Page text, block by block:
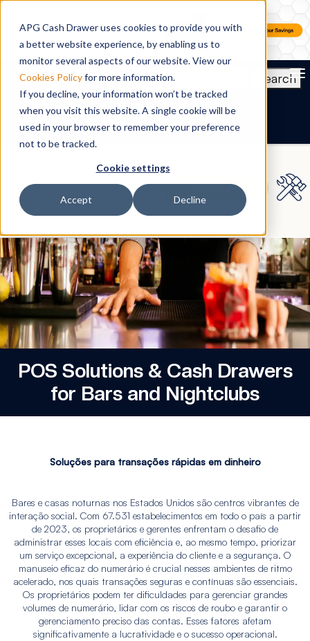
APG Cash Drawer uses cookies to provide you with
a better website experience, by enabling us to
monitor several aspects of our website. View our
Cookies Policyfor more information.
If you decline, your information won’t be tracked
when you visit this website. A single cookie will be
used in your browser to remember your preference
not to be tracked.
Cookie settings
Accept Decline
Search
PT-BR
POS Solutions & Cash Drawers
for Bars and Nightclubs
Soluções para transações rápidas em dinheiro
Bares e casas noturnas nos Estados Unidos são centros vibrantes de
interação social. Com 67.531 estabelecimentos em todo o país a partir
de 2023, os proprietários e gerentes enfrentam o desafio de
administrar esses locais com eficiência e, ao mesmo tempo, priorizar
um serviço excepcional, a experiência do cliente e a segurança. O
manuseio eficaz do numerário é crucial nesses ambientes de ritmo
acelerado, nos quais transações seguras e contínuas são essenciais.
Os proprietários podem ter dificuldades para gerenciar grandes
volumes de numerário, lidar com os riscos de roubo e garantir o
gerenciamento preciso das contas. Esses fatores afetam
significativamente a lucratividade e o sucesso operacional.